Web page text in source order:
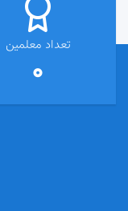
تعداد معلمین
0